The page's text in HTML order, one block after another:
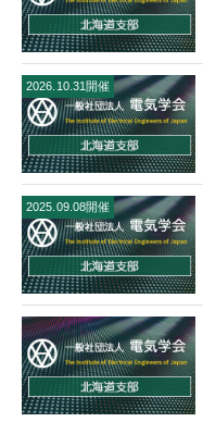
2026.10.31開催
2025.09.08開催